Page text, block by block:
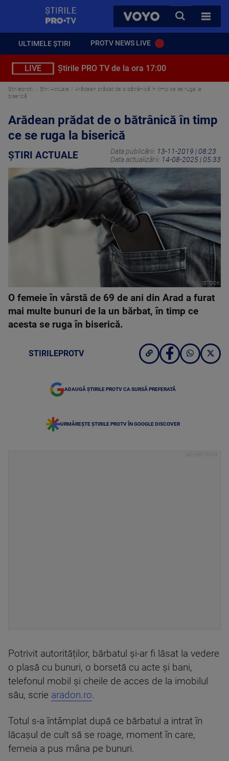
VOYO
CAUTA
TOATE
ULTIMELE ȘTIRI PROTV NEWS LIVE
LIVE Știrile PRO TV de la ora 17:00
Stirileprotv Știri Actuale
Arădean prădat de o bătrânică în timp ce se ruga la
biserică
Arădean prădat de o bătrânică în timp
ce se ruga la biserică
ȘTIRI ACTUALE Data publicării: 13-11-2019 | 08:23
Data actualizării: 14-08-2025 | 05:33
ISTOCK
O femeie în vârstă de 69 de ani din Arad a furat
mai multe bunuri de la un bărbat, în timp ce
acesta se ruga în biserică.
STIRILEPROTV
ADAUGĂ ȘTIRILE PROTV CA SURSĂ PREFERATĂ
URMĂREȘTE ȘTIRILE PROTV ÎN GOOGLE DISCOVER
Potrivit autorităților, bărbatul și-ar fi lăsat la vedere
o plasă cu bunuri, o borsetă cu acte și bani,
telefonul mobil și cheile de acces de la imobilul
său, scrie aradon.ro.
Totul s-a întâmplat după ce bărbatul a intrat în
lăcașul de cult să se roage, moment în care,
femeia a pus mâna pe bunuri.